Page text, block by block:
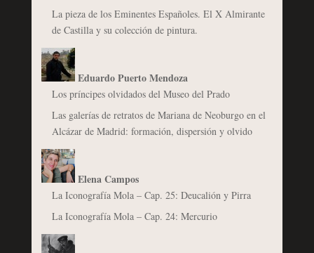
La pieza de los Eminentes Españoles. El X Almirante
de Castilla y su colección de pintura.
Eduardo Puerto Mendoza
Los príncipes olvidados del Museo del Prado
Las galerías de retratos de Mariana de Neoburgo en el
Alcázar de Madrid: formación, dispersión y olvido
Elena Campos
La Iconografía Mola – Cap. 25: Deucalión y Pirra
La Iconografía Mola – Cap. 24: Mercurio